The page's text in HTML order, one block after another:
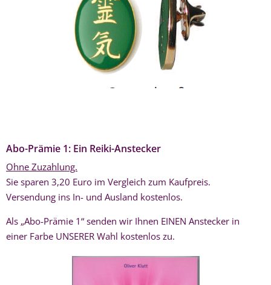
Abo-Prämie 1: Ein Reiki-Anstecker
Ohne Zuzahlung.
Sie sparen 3,20 Euro im Vergleich zum Kaufpreis.
Versendung ins In- und Ausland kostenlos.
Als „Abo-Prämie 1“ senden wir Ihnen EINEN Anstecker in
einer Farbe UNSERER Wahl kostenlos zu.